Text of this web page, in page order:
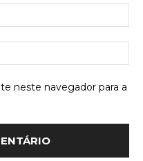
neste navegador para a